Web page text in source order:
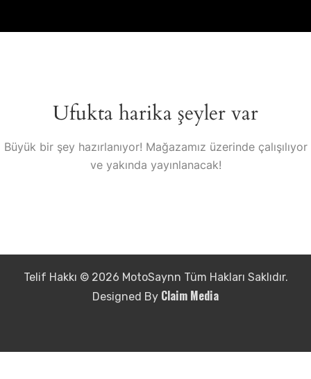
Ufukta harika şeyler var
Büyük bir şey hazırlanıyor! Mağazamız üzerinde çalışılıyor
ve yakında yayınlanacak!
Telif Hakkı © 2026 MotoSaynn Tüm Hakları Saklıdır.
Designed By Claim Media